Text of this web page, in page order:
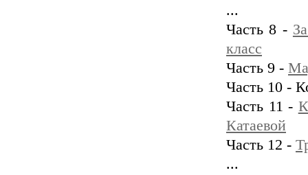
...
Часть 8 -
класс
Часть 9 -
Часть 10 -
Часть 11 -
Катаевой
Часть 12 -
...